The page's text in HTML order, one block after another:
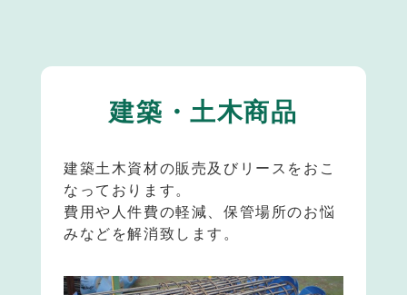
建築・土木商品
建築土木資材の販売及びリースをおこ
なっております。
費用や人件費の軽減、保管場所のお悩
みなどを解消致します。